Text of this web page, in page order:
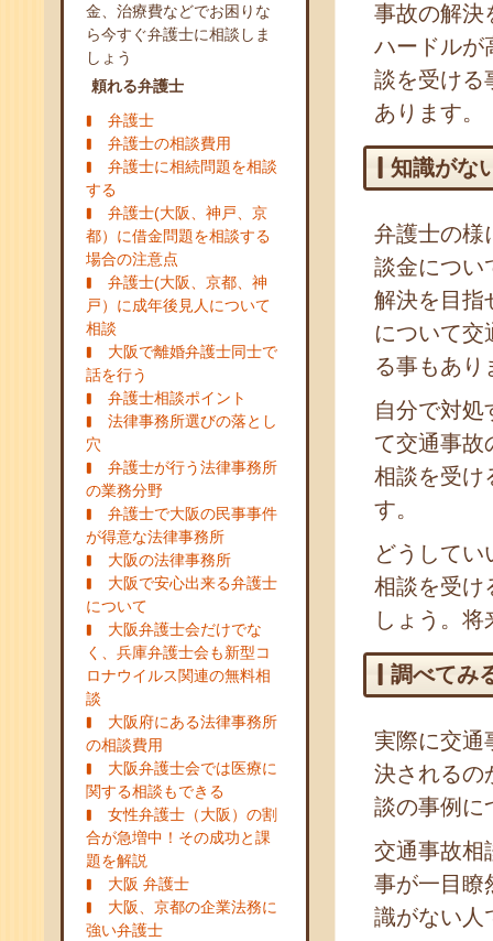
金、治療費などでお困りな
ら今すぐ弁護士に相談しま
しょう
頼れる弁護士
弁護士
弁護士の相談費用
弁護士に相続問題を相談
する
弁護士(大阪、神戸、京
都）に借金問題を相談する
場合の注意点
弁護士(大阪、京都、神
戸）に成年後見人について
相談
大阪で離婚弁護士同士で
話を行う
弁護士相談ポイント
法律事務所選びの落とし
穴
弁護士が行う法律事務所
の業務分野
弁護士で大阪の民事事件
が得意な法律事務所
大阪の法律事務所
大阪で安心出来る弁護士
について
大阪弁護士会だけでな
く、兵庫弁護士会も新型コ
ロナウイルス関連の無料相
談
大阪府にある法律事務所
の相談費用
大阪弁護士会では医療に
関する相談もできる
女性弁護士（大阪）の割
合が急増中！その成功と課
題を解説
大阪 弁護士
大阪、京都の企業法務に
強い弁護士
事故の解決
ハードルが
談を受ける
あります。
知識がな
弁護士の様
談金につい
解決を目指
について交
る事もあり
自分で対処
て交通事故
相談を受け
す。
どうして
相談を受け
しょう。
調べてみ
実際に交通
決されるの
談の事例に
交通事故相
事が一目瞭
識がない人